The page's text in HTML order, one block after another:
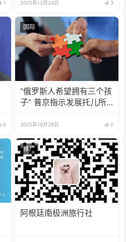
1 2025年12月24日 3
0
国际
“俄罗斯人希望拥有三个孩
子” 普京指示发展托儿所
2025年10月26日 0
推广
阿根廷南极洲旅行社